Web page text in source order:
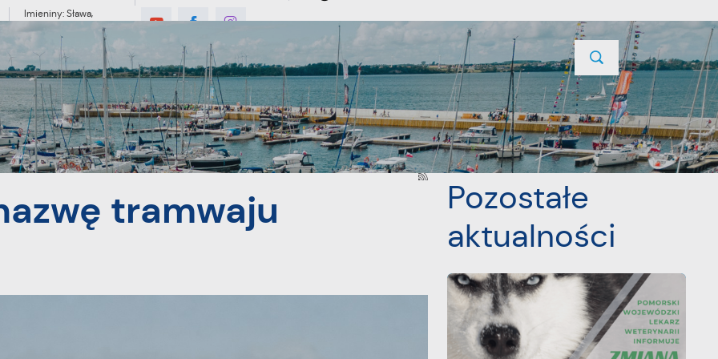
Imieniny: Sława,
Jakub, Stefan
MIESZKANIEC TURYSTYKA INWESTYCJE PROJEKTY UNIJNE KONTAKT
wodnego! POPRZEDNI NASTĘPNY
tramwaju
Pozostałe
aktualności